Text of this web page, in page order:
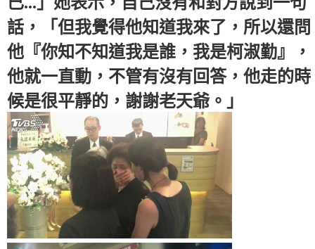
話，「但我覺得他知道我來了，所以還問
他『你知不知道我是誰，我是柯淑勤』，
他就一直動，不管有沒有回答，他走的時
候是很平靜的，謝謝老天爺。」